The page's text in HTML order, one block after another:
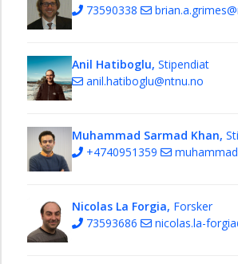
73590338
Anil Hatiboglu, Stipendiat
anil.hatiboglu@ntnu.no
Muhammad Sarmad Khan,
+4740951359
Nicolas La Forgia, Forsker
73593686
nicolas.la-